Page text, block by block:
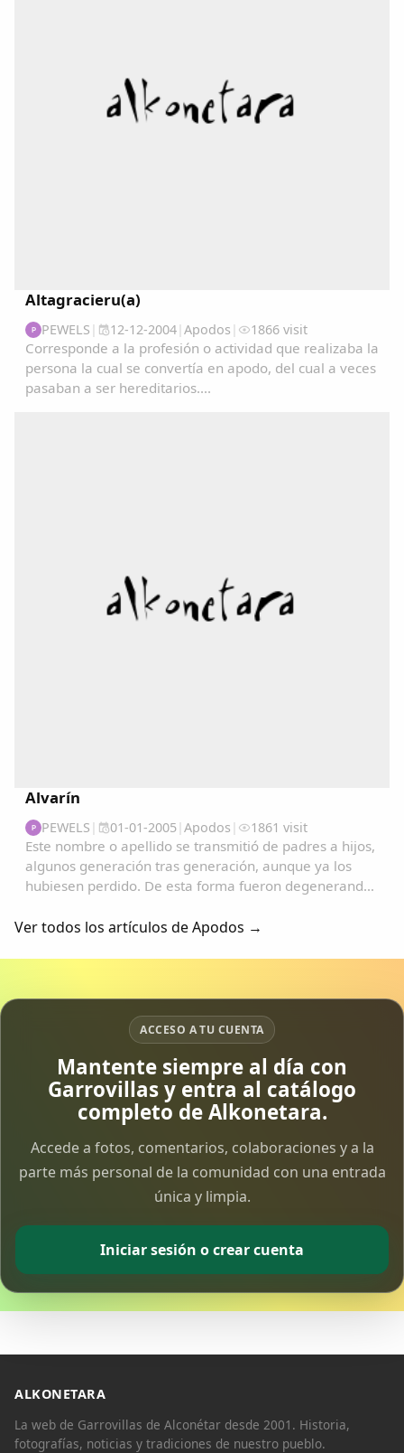
Altagracieru(a)
P PEWELS | 12-12-2004| Apodos | 1866 visit
Corresponde a la profesión o actividad que realizaba la
persona la cual se convertía en apodo, del cual a veces
pasaban a ser hereditarios....
Alvarín
P PEWELS | 01-01-2005| Apodos | 1861 visit
Este nombre o apellido se transmitió de padres a hijos,
algunos generación tras generación, aunque ya los
hubiesen perdido. De esta forma fueron degenerando
Ver todos los artículos de Apodos →
ACCESO A TU CUENTA
Mantente siempre al día con
Garrovillas y entra al catálogo
completo de Alkonetara.
Accede a fotos, comentarios, colaboraciones y a la
parte más personal de la comunidad con una entrada
única y limpia.
Iniciar sesión o crear cuenta
ALKONETARA
La web de Garrovillas de Alconétar desde 2001. Historia,
fotografías, noticias y tradiciones de nuestro pueblo.